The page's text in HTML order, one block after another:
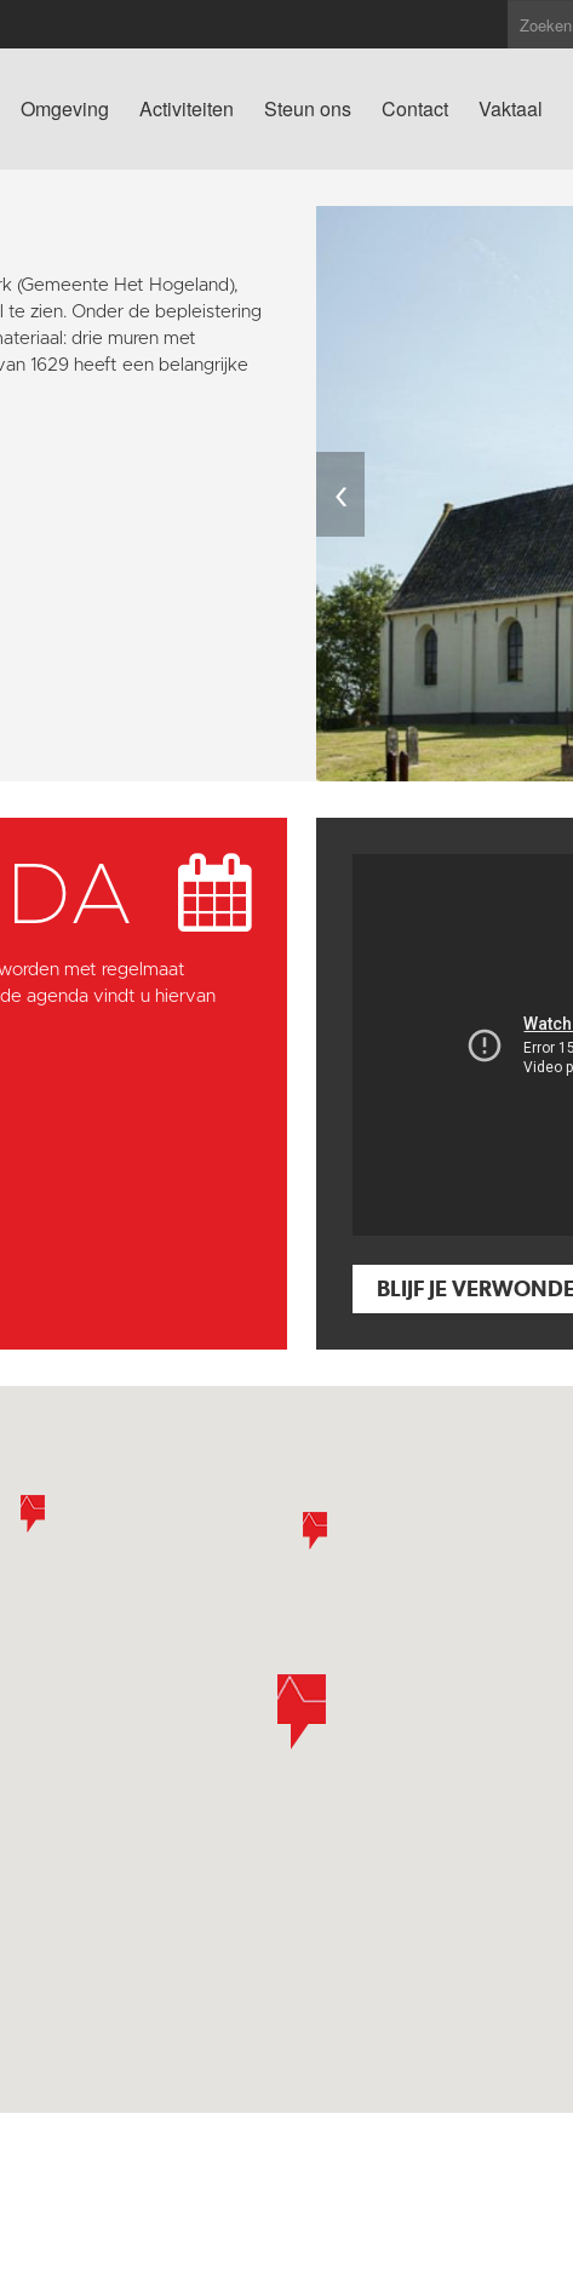
Omgeving Activiteiten Steun ons Contact Vaktaal
(Gemeente Het Hogeland),
zien. Onder de bepleistering
drie muren met
1629 heeft een belangrijke
‹
met regelmaat
agenda vindt u hiervan
BLIJF JE